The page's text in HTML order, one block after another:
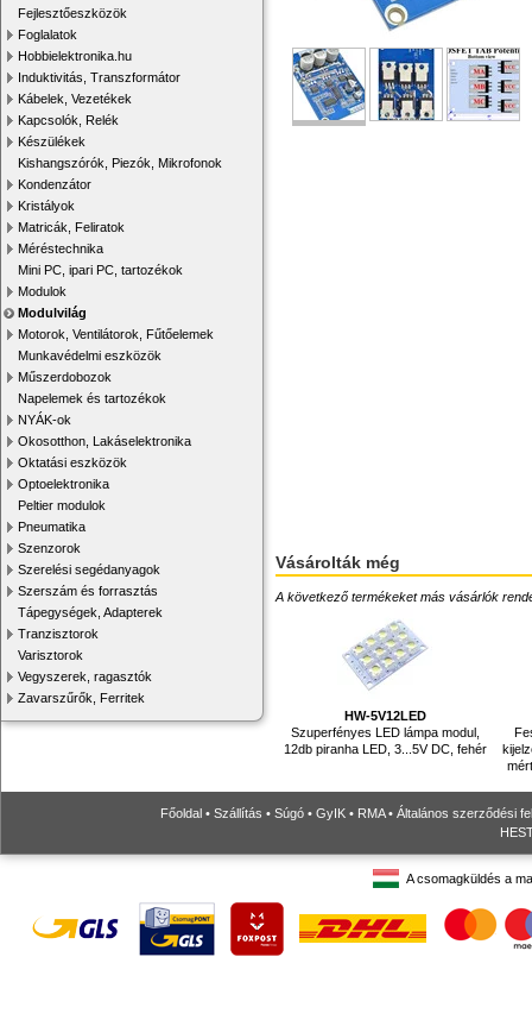
Fejlesztőeszközök
Foglalatok
Hobbielektronika.hu
Induktivitás, Transzformátor
Kábelek, Vezetékek
Kapcsolók, Relék
Készülékek
Kishangszórók, Piezók, Mikrofonok
Kondenzátor
Kristályok
Matricák, Feliratok
Méréstechnika
Mini PC, ipari PC, tartozékok
Modulok
Modulvilág
Motorok, Ventilátorok, Fűtőelemek
Munkavédelmi eszközök
Műszerdobozok
Napelemek és tartozékok
NYÁK-ok
Okosotthon, Lakáselektronika
Oktatási eszközök
Optoelektronika
Peltier modulok
Pneumatika
Szenzorok
Szerelési segédanyagok
Szerszám és forrasztás
Tápegységek, Adapterek
Tranzisztorok
Varisztorok
Vegyszerek, ragasztók
Zavarszűrők, Ferritek
Vásárolták még
A következő termékeket más vásárlók
HW-5V12LED
Szuperfényes LED lámpa modul,
12db piranha LED, 3...5V DC, fehér
Főoldal • Szállítás • Súgó • GyIK • RMA• Általános szerződési
A csomagküldés a